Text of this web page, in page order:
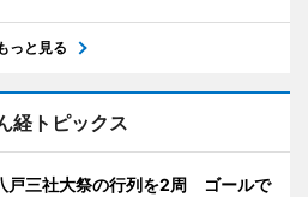
っと見る
経トピックス
戸三社大祭の行列を2周 ゴールで